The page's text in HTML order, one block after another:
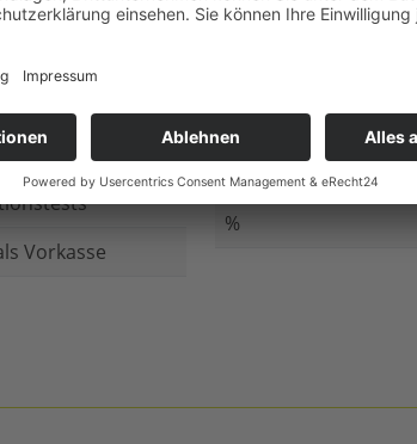
Vorkasse
nicht beantwortet
nicht beantwortet
nicht beantwortet
%